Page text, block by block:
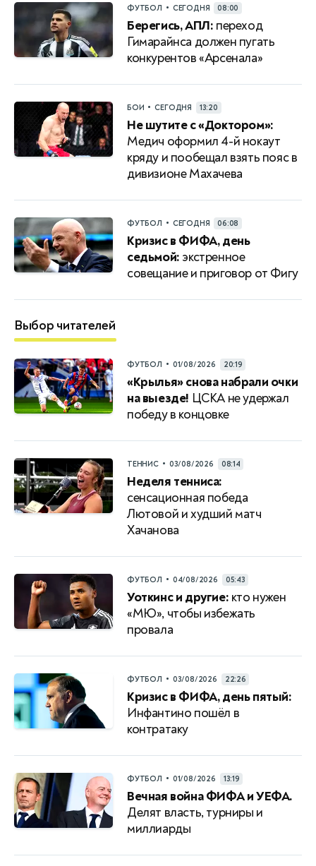
ФУТБОЛ • СЕГОДНЯ 08:00
Берегись, АПЛ: переход
Гимарайнса должен пугать
конкурентов «Арсенала»
БОИ • СЕГОДНЯ 13:20
Не шутите с «Доктором»:
Медич оформил 4-й нокаут
кряду и пообещал взять пояс в
дивизионе Махачева
ФУТБОЛ • СЕГОДНЯ 06:08
Кризис в ФИФА, день
седьмой: экстренное
совещание и приговор от Фигу
Выбор читателей
ФУТБОЛ • 01/08/2026 20:19
«Крылья» снова набрали очки
на выезде! ЦСКА не удержал
победу в концовке
ТЕННИС • 03/08/2026 08:14
Неделя тенниса:
сенсационная победа
Лютовой и худший матч
Хачанова
ФУТБОЛ • 04/08/2026 05:43
Уоткинс и другие: кто нужен
«МЮ», чтобы избежать
провала
ФУТБОЛ • 03/08/2026 22:26
Кризис в ФИФА, день пятый:
Инфантино пошёл в
контратаку
ФУТБОЛ • 01/08/2026 13:19
Вечная война ФИФА и УЕФА.
Делят власть, турниры и
миллиарды